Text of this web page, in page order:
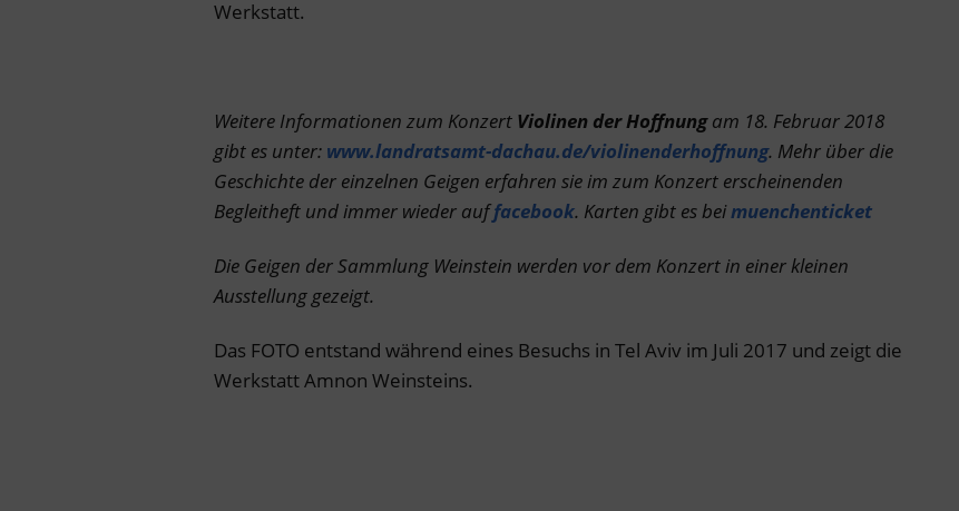
Werkstatt.
Weitere Informationen zum Konzert Violinen der Hoffnungam 18. Februar 2018
gibt es unter: www.landratsamt-dachau.de/violinenderhoffnung. Mehr über die
Geschichte der einzelnen Geigen erfahren sie im zum Konzert erscheinenden
Begleitheft und immer wieder auffacebook. Karten gibt es beimuenchenticket
Die Geigen der Sammlung Weinstein werden vor dem Konzert in einer kleinen
Ausstellung gezeigt.
Das FOTO entstand während eines Besuchs in Tel Aviv im Juli 2017 und zeigt die
Werkstatt Amnon Weinsteins.